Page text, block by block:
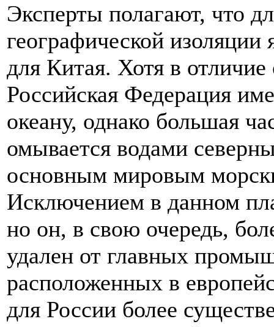
Эксперты полагают, что
географической изоляции
для Китая. Хотя в
Российская Федерация
океану, однако большая
омывается водами
основным мировым
Исключением в данном
но он, в свою очередь,
удален от главных
расположенных в
для России более